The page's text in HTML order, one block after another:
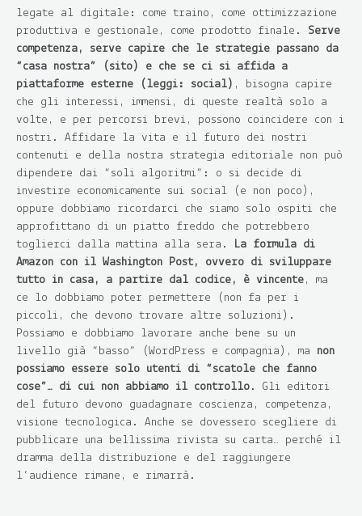
legate al digitale: come traino, come ottimizzazione
produttiva e gestionale, come prodotto finale. Serve
competenza, serve capire che le strategie passano da
“casa nostra” (sito) e che se ci si affida a
piattaforme esterne (leggi: social) , bisogna capire
che gli interessi, immensi, di queste realtà solo a
volte, e per percorsi brevi, possono coincidere con i
nostri. Affidare la vita e il futuro dei nostri
contenuti e della nostra strategia editoriale non può
dipendere dai “soli algoritmi”: o si decide di
investire economicamente sui social (e non poco),
oppure dobbiamo ricordarci che siamo solo ospiti che
approfittano di un piatto freddo che potrebbero
toglierci dalla mattina alla sera.
La formula di
Amazon con il Washington Post, ovvero di sviluppare
tutto in casa, a partire dal codice, è vincente , ma
ce lo dobbiamo poter permettere (non fa per i
piccoli, che devono trovare altre soluzioni).
Possiamo e dobbiamo lavorare anche bene su un
livello già “basso” (WordPress e compagnia), ma non
possiamo essere solo utenti di “scatole che fanno
cose”… di cui non abbiamo il controllo . Gli editori
del futuro devono guadagnare coscienza, competenza,
visione tecnologica. Anche se dovessero scegliere di
pubblicare una bellissima rivista su carta… perché il
dramma della distribuzione e del raggiungere
l’audience rimane, e rimarrà.